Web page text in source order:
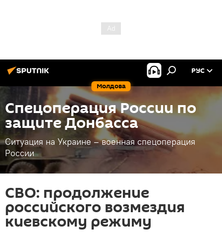
Молдова
РУС
Спецоперация России по
защите Донбасса
Ситуация на Украине – военная спецоперация
России
СВО: продолжение
российского возмездия
киевскому режиму